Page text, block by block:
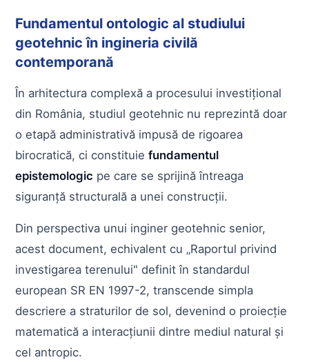
Fundamentul ontologic al studiului
geotehnic în ingineria civilă
contemporană
În arhitectura complexă a procesului investițional
din România, studiul geotehnic nu reprezintă doar
o etapă administrativă impusă de rigoarea
birocratică, ci constituiefundamentul
epistemologic pe care se sprijină întreaga
siguranță structurală a unei construcții.
Din perspectiva unui inginer geotehnic senior,
acest document, echivalent cu „Raportul privind
investigarea terenului" definit în standardul
european SR EN 1997-2, transcende simpla
descriere a straturilor de sol, devenind o proiecție
matematică a interacțiunii dintre mediul natural și
cel antropic.